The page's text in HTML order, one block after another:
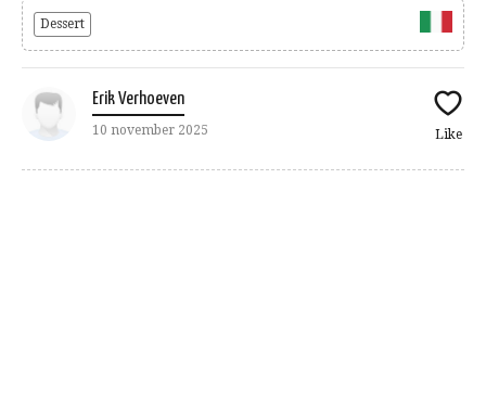
Dessert
Erik Verhoeven
10 november 2025 Like